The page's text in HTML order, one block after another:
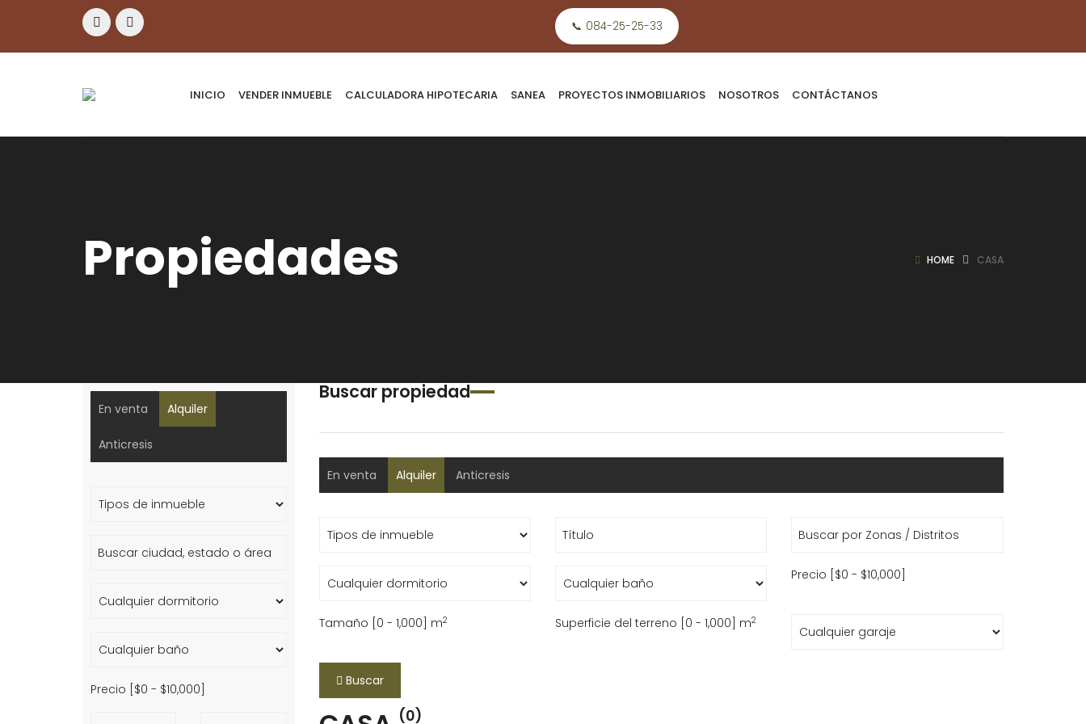
📞 084-25-25-33
INICIO VENDER INMUEBLE CALCULADORA HIPOTECARIA SANEA PROYECTOS INMOBILIARIOS NOSOTROS CONTÁCTANOS
Propiedades HOME CASA
Buscar propiedad
En venta Alquiler Anticresis
Precio [ $0 - $10,000
Tamaño [ 0 - 1,000 ] m2 Superficie del terreno [ 0 - 1,000 ] m2
Buscar
(0)
En venta Alquiler
Anticresis
Precio [ $0 - $10,000